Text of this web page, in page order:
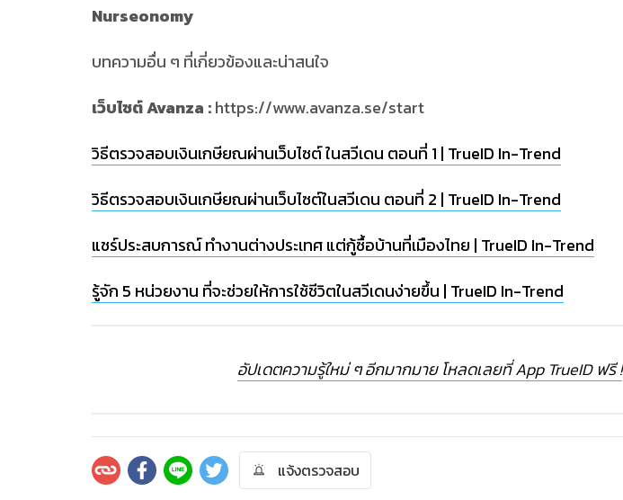
Nurseonomy
บทความอื่น ๆ ที่เกี่ยวข้องและน่าสนใจ
เว็บไซต์ Avanza :https://www.avanza.se/start
วิธีตรวจสอบเงินเกษียณผ่านเว็บไซต์ ในสวีเดน ตอนที่ 1 | TrueID In-Trend
วิธีตรวจสอบเงินเกษียณผ่านเว็บไซต์ในสวีเดน ตอนที่ 2 | TrueID In-Trend
แชร์ประสบการณ์ ทำงานต่างประเทศ แต่กู้ซื้อบ้านที่เมืองไทย | TrueID In-Trend
รู้จัก 5 หน่วยงาน ที่จะช่วยให้การใช้ชีวิตในสวีเดนง่ายขึ้น | TrueID In-Trend
อัปเดตความรู้ใหม่ ๆ อีกมากมาย โหลดเลยที่ App TrueID ฟรี !
แจ้งตรวจสอบ